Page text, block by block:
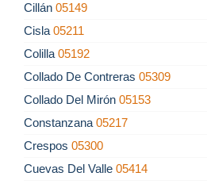
Cillán 05149
Cisla 05211
Colilla 05192
Collado De Contreras 05309
Collado Del Mirón 05153
Constanzana 05217
Crespos 05300
Cuevas Del Valle 05414